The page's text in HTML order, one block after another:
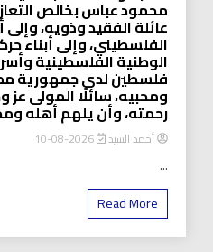
محمود عباس بخالص
عائلة الفقيد وذويه، وإلى
الفلسطيني، وإلى أبناء
الوطنية الفلسطينية
فلسطين لدى جمهورية
ومحبيه، سائلًا المولى
رحمته، وأن يلهم أهله
أحمد السيد 2026-08-10
...
Read More